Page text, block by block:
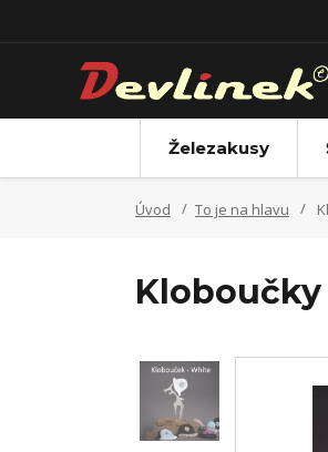
Železakusy
Úvod To je na hlavu